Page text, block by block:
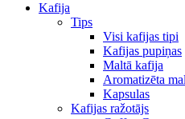
Kafija
Tips
Visi kafijas tipi
Kafijas pupiņas
Maltā kafija
Aromatizēta
Kapsulas
Kafijas ražotājs